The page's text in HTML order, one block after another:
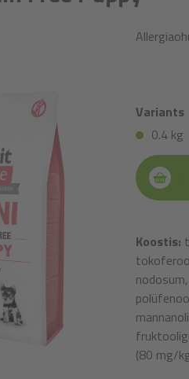
Variants
0.4 kg
Koostis:
(80 mg/